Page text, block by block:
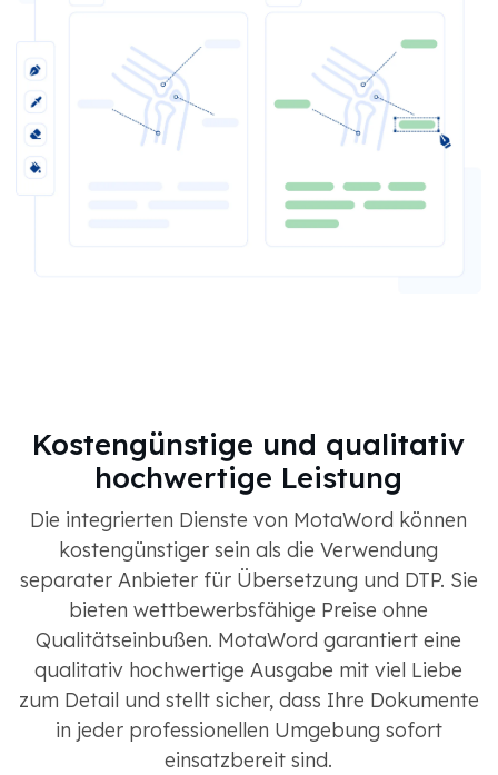
Kostengünstige und qualitativ
hochwertige Leistung
Die integrierten Dienste von MotaWord können
kostengünstiger sein als die Verwendung
separater Anbieter für Übersetzung und DTP. Sie
bieten wettbewerbsfähige Preise ohne
Qualitätseinbußen. MotaWord garantiert eine
qualitativ hochwertige Ausgabe mit viel Liebe
zum Detail und stellt sicher, dass Ihre Dokumente
in jeder professionellen Umgebung sofort
einsatzbereit sind.